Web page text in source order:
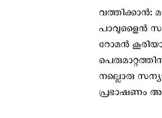
വത്തിക്കാന്‍:
പാവുളൈന്‍
റോമന്‍
നല്ലൊരു
പ്രഭാഷണം